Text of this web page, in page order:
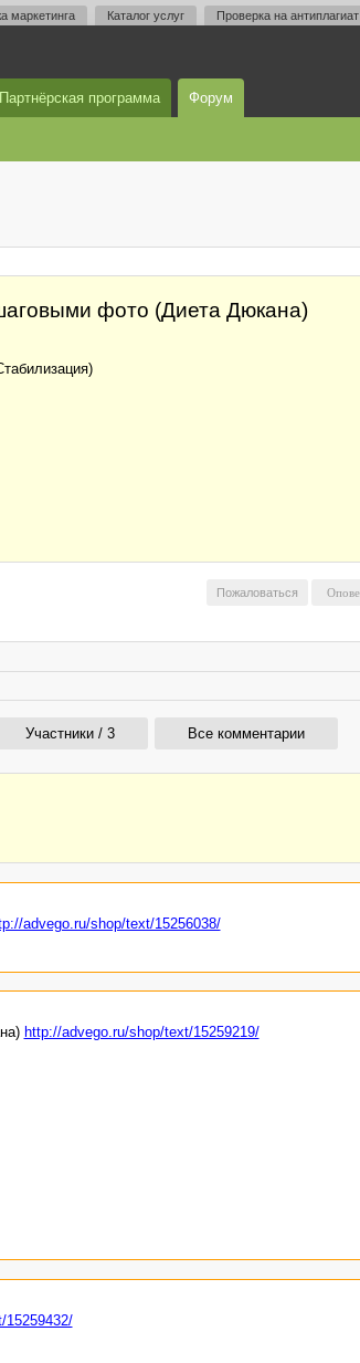
маркетинга Каталог услуг Проверка на антиплагиат
Партнёрская программа Форум
фото (Диета Дюкана)
Пожаловаться
Участники / 3 Все комментарии
advego.ru/shop/text/15256038/
http://advego.ru/shop/text/15259219/
15259432/